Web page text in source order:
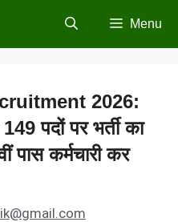
Menu
2026:
पदों पर भर्ती का
पास कर्मचारी कर